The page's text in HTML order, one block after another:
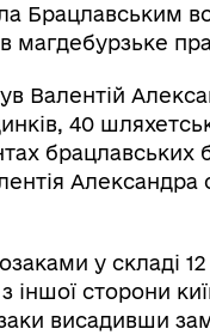
Брацлавським
магдебурзьке
Валентій
40
у складі
іншої сторони
висадивши